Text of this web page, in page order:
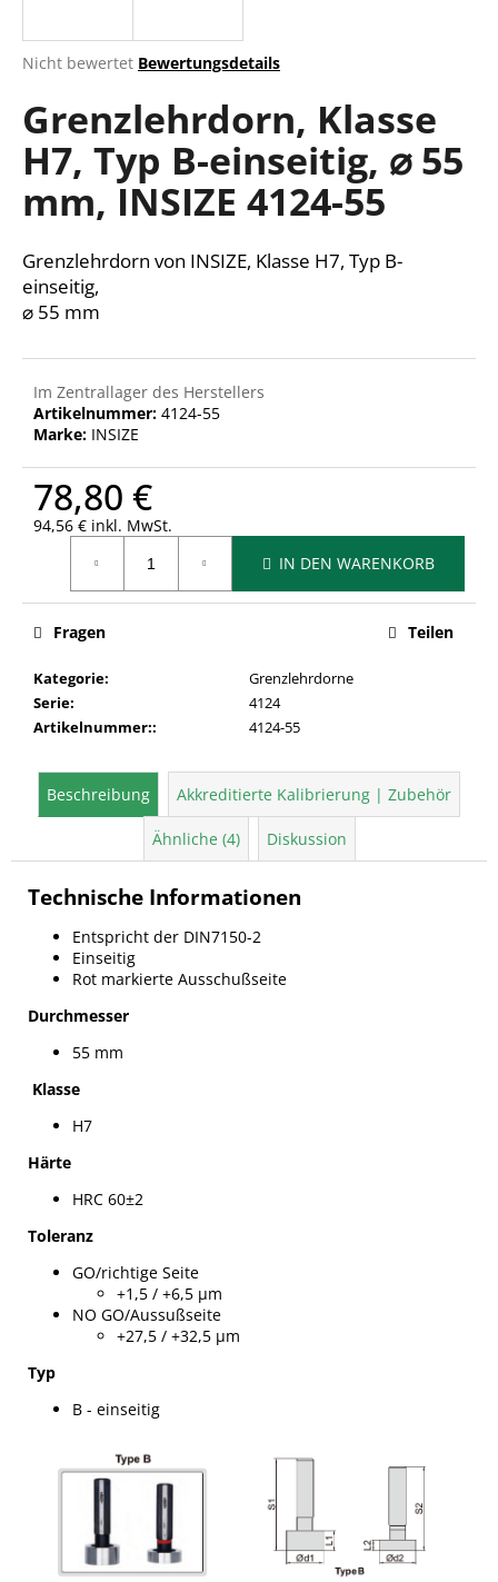
Die
Produktbewertung
ist
0,0
von
Sternen.
Nicht bewertet Bewertungsdetails
Grenzlehrdorn, Klasse
H7, Typ B-einseitig, ⌀ 55
mm, INSIZE 4124-55
Grenzlehrdorn von INSIZE, Klasse H7, Typ B-
einseitig,
⌀ 55 mm
Im Zentrallager des Herstellers
Artikelnummer: 4124-55
Marke: INSIZE
78,80 €
94,56 € inkl. MwSt.
IN DEN WARENKORB
Kategorie:
Grenzlehrdorne
Serie:
4124
Artikelnummer:: 4124-55
Fragen Teilen
Beschreibung Akkreditierte Kalibrierung | Zubehör
Ähnliche (4) Diskussion
Technische Informationen
Entspricht der DIN7150-2
Einseitig
Rot markierte Ausschußseite
Durchmesser
55 mm
Klasse
H7
Härte
HRC 60±2
Toleranz
GO/richtige Seite
+1,5 / +6,5 µm
NO GO/Aussußseite
+27,5 / +32,5 µm
Typ
B - einseitig
W
e
m
p
f
e
e